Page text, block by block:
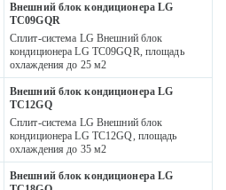
Внешний блок кондиционера LG
TC09GQR
Сплит-система LG Внешний блок
кондиционера LG TC09GQR, площадь
охлаждения до 25 м2
Внешний блок кондиционера LG
TC12GQ
Сплит-система LG Внешний блок
кондиционера LG TC12GQ, площадь
охлаждения до 35 м2
Внешний блок кондиционера LG